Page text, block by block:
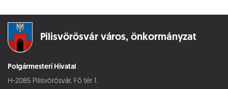
Pilisvörösvár város, önkormányzat
Polgármesteri Hivatal
H-2085 Pilisvörösvár, Fő tér 1.